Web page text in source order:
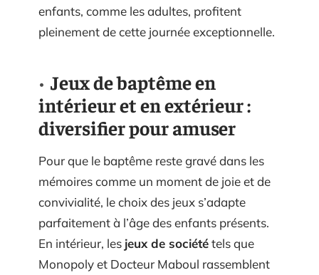
enfants, comme les adultes, profitent
pleinement de cette journée exceptionnelle.
Jeux de baptême en
intérieur et en extérieur :
diversifier pour amuser
Pour que le baptême reste gravé dans les
mémoires comme un moment de joie et de
convivialité, le choix des jeux s’adapte
parfaitement à l’âge des enfants présents.
En intérieur, les jeux de sociététels que
Monopoly et Docteur Maboul rassemblent